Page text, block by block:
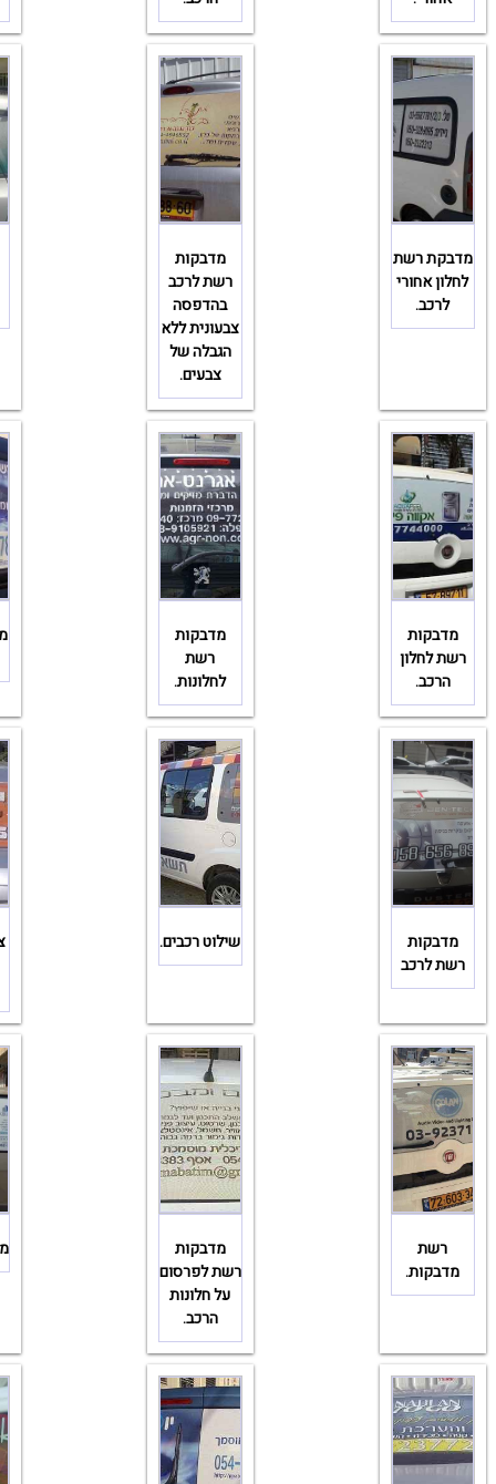
מדבקת רשת
לחלון אחורי
לרכב.
מדבקות
רשת לרכב
בהדפסה
צבעונית ללא
הגבלה של
צבעים.
מדבקות
רשת לחלון
הרכב.
מדבקות
רשת
לחלונות.
מדבקות
רשת לרכב
שילוט רכבים.
רשת
מדבקות.
מדבקות
רשת לפרסום
על חלונות
הרכב.